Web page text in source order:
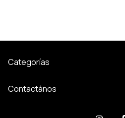
Categorías
Contactános